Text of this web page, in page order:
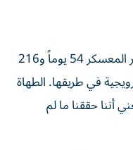
مع تأهل النرويج لدور الـ32، قد يستمر المعسكر 54 يوماً و216
في طريقها. الطهاة
أننا حققنا ما لم